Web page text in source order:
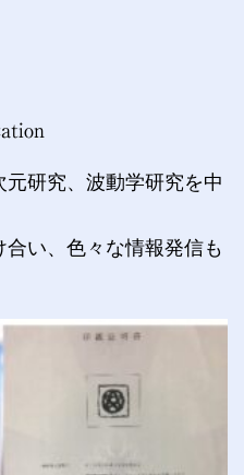
研究、波動学研究を中
い、色々な情報発信も